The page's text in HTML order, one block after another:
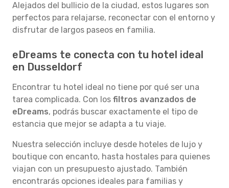
Alejados del bullicio de la ciudad, estos lugares son
perfectos para relajarse, reconectar con el entorno y
disfrutar de largos paseos en familia.
eDreams te conecta con tu hotel ideal
en Dusseldorf
Encontrar tu hotel ideal no tiene por qué ser una
tarea complicada. Con los filtros avanzados de
eDreams, podrás buscar exactamente el tipo de
estancia que mejor se adapta a tu viaje.
Nuestra selección incluye desde hoteles de lujo y
boutique con encanto, hasta hostales para quienes
viajan con un presupuesto ajustado. También
encontrarás opciones ideales para familias y